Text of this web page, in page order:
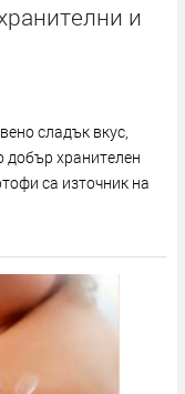
и
сладък вкус,
добър хранителен
са източник на